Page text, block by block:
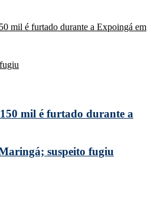
mil é furtado durante a
suspeito fugiu